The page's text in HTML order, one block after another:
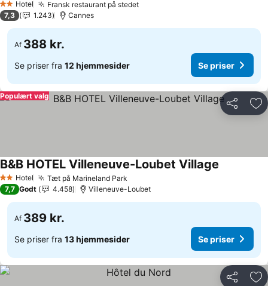
2 Stjerner
Hotel Fransk restaurant på stedet
7,3 1.243 Cannes
Af 388 kr.
Se priser fra 12 hjemmesider Se priser
Del
Populært valg
2 Stjerner
Hotel Tæt på Marineland Park
B&B HOTEL Villeneuve-Loubet Village
7,7 Godt 4.458 Villeneuve-Loubet
Af 389 kr.
Se priser fra 13 hjemmesider Se priser
Del